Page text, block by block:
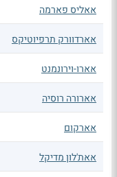
אאליס פארמה
אארדוורק תרפיוטיקס
אארו-וירונמנט
אארורה רוסיה
אארקום
אאת'לון מדיקל